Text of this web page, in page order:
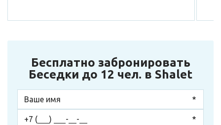
Бесплатно забронировать
Беседки до 12 чел. в Shalet